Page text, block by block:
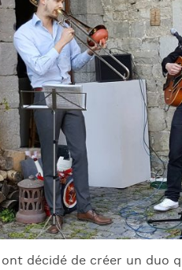
décidé de créer un duo